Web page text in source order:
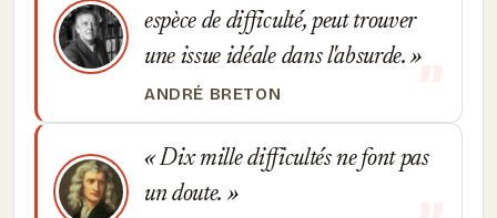
espèce de difficulté, peut trouver
une issue idéale dans l'absurde.
ANDRÉ BRETON
Dix mille difficultés ne font pas
un doute.